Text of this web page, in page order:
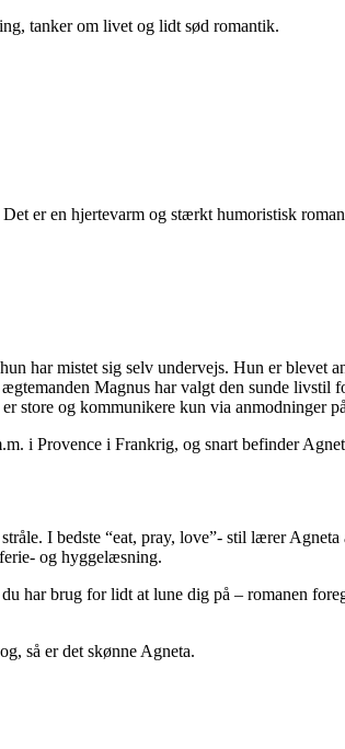
tanker om livet og lidt sød romantik.
er en hjertevarm og stærkt humoristisk
har mistet sig selv undervejs. Hun er blevet
Magnus har valgt den sunde livstil
store og kommunikere kun via anmodninger
i Provence i Frankrig, og snart befinder
I bedste “eat, pray, love”- stil lærer
og hyggelæsning.
har brug for lidt at lune dig på – romanen
så er det skønne Agneta.